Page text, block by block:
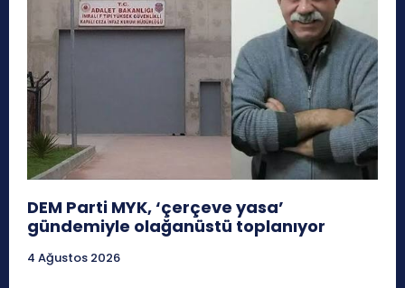
DEM Parti MYK, ‘çerçeve yasa’
gündemiyle olağanüstü toplanıyor
4 Ağustos 2026